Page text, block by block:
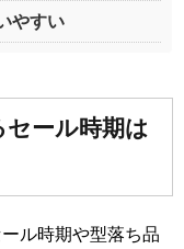
やすい
ール時期は
ル時期や型落ち品